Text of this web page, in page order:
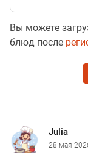
Вы можете
блюд после
Julia
28 мая